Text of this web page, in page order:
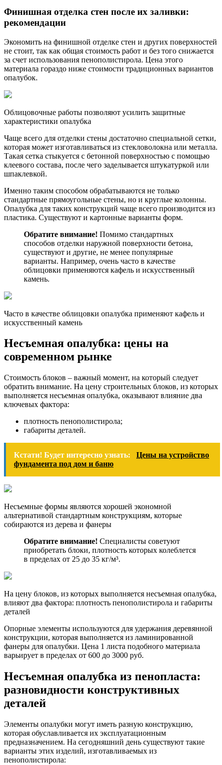
Финишная отделка стен после их заливки:
рекомендации
Экономить на финишной отделке стен и других поверхностей
не стоит, так как общая стоимость работ и без того снижается
за счет использования пенополистирола. Цена этого
материала гораздо ниже стоимости традиционных вариантов
опалубок.
Облицовочные работы позволяют усилить защитные
характеристики опалубка
Чаще всего для отделки стены достаточно специальной сетки,
которая может изготавливаться из стекловолокна или металла.
Такая сетка стыкуется с бетонной поверхностью с помощью
клеевого состава, после чего заделывается штукатуркой или
шпаклевкой.
Именно таким способом обрабатываются не только
стандартные прямоугольные стены, но и круглые колонны.
Опалубка для таких конструкций чаще всего производится из
пластика. Существуют и картонные варианты форм.
Обратите внимание! Помимо стандартных
способов отделки наружной поверхности бетона,
существуют и другие, не менее популярные
варианты. Например, очень часто в качестве
облицовки применяются кафель и искусственный
камень.
Часто в качестве облицовки опалубка применяют кафель и
искусственный камень
Несъемная опалубка: цены на
современном рынке
Стоимость блоков – важный момент, на который следует
обратить внимание. На цену строительных блоков, из которых
выполняется несъемная опалубка, оказывают влияние два
ключевых фактора:
плотность пенополистирола;
габариты деталей.
Кстати! Будет интересно узнать:
Цены на устройство
фундамента под дом и баню
Несъемные формы являются хорошей экономной
альтернативой стандартным конструкциям, которые
собираются из дерева и фанеры
Обратите внимание! Специалисты советуют
приобретать блоки, плотность которых колеблется
в пределах от 25 до 35 кг/м³.
На цену блоков, из которых выполняется несъемная опалубка,
влияют два фактора: плотность пенополистирола и габариты
деталей
Опорные элементы используются для удержания деревянной
конструкции, которая выполняется из ламинированной
фанеры для опалубки. Цена 1 листа подобного материала
варьирует в пределах от 600 до 3000 руб.
Несъемная опалубка из пенопласта:
разновидности конструктивных
деталей
Элементы опалубки могут иметь разную конструкцию,
которая обуславливается их эксплуатационным
предназначением. На сегодняшний день существуют такие
варианты этих изделий, изготавливаемых из
пенополистирола: